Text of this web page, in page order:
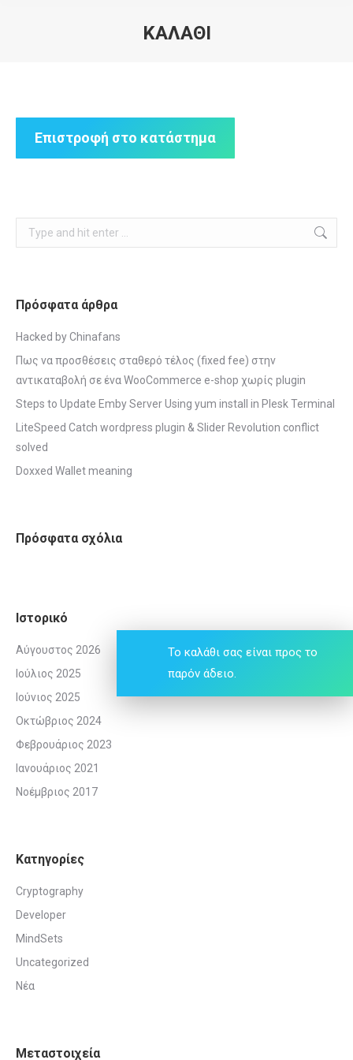
ΚΑΛΆΘΙ
Το καλάθι σας είναι προς το
παρόν άδειο.
Επιστροφή στο κατάστημα
Πρόσφατα άρθρα
Hacked by Chinafans
Πως να προσθέσεις σταθερό τέλος (fixed fee) στην
αντικαταβολή σε ένα WooCommerce e-shop χωρίς plugin
Steps to Update Emby Server Using yum install in Plesk Terminal
LiteSpeed Catch wordpress plugin & Slider Revolution conflict
solved
Doxxed Wallet meaning
Πρόσφατα σχόλια
Ιστορικό
Αύγουστος 2026
Ιούλιος 2025
Ιούνιος 2025
Οκτώβριος 2024
Φεβρουάριος 2023
Ιανουάριος 2021
Νοέμβριος 2017
Kατηγορίες
Cryptography
Developer
MindSets
Uncategorized
Νέα
Μεταστοιχεία